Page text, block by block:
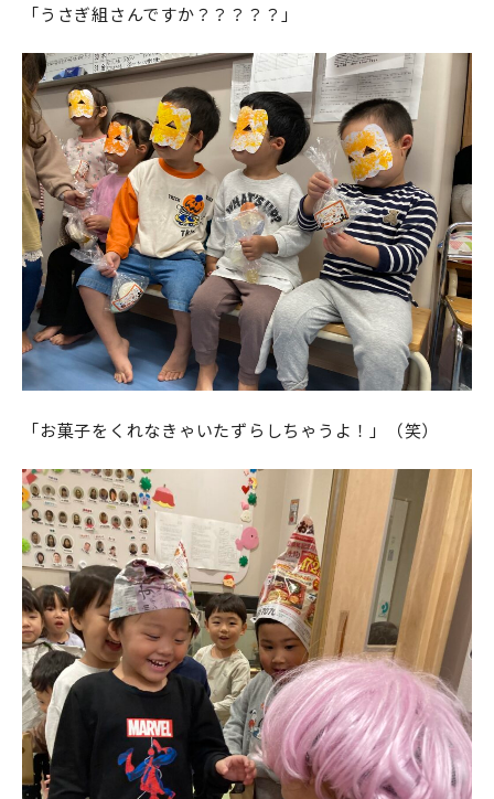
「うさぎ組さんですか？？？？？」
「お菓子をくれなきゃいたずらしちゃうよ！」（笑）